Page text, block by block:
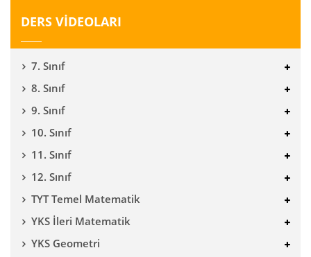
DERS VİDEOLARI
7. Sınıf
8. Sınıf
9. Sınıf
10. Sınıf
11. Sınıf
12. Sınıf
TYT Temel Matematik
YKS İleri Matematik
YKS Geometri